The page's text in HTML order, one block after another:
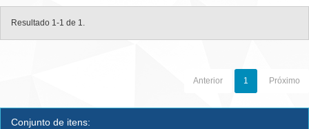
Resultado 1-1 de 1.
Anterior 1 Próximo
Conjunto de itens: